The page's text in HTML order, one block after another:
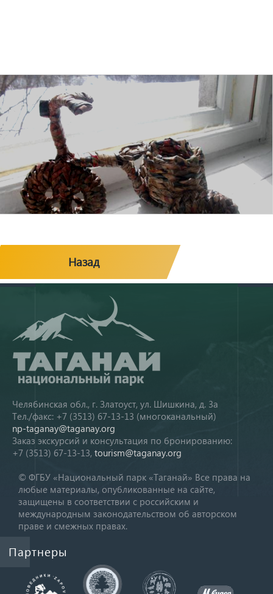
Назад
Челябинская обл., г. Златоуст, ул. Шишкина, д. 3а
Тел./факс: +7 (3513) 67-13-13 (многоканальный)
np-taganay@taganay.org
Заказ экскурсий и консультация по бронированию:
+7 (3513) 67-13-13, tourism@taganay.org
© ФГБУ «Национальный парк «Таганай» Все права на
любые материалы, опубликованные на сайте,
защищены в соответствии с российским и
международным законодательством об авторском
праве и смежных правах.
Партнеры